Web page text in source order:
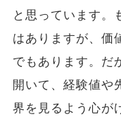
と思っています。
はありますが、価
でもあります。だ
開いて、経験値や
界を見るよう心が